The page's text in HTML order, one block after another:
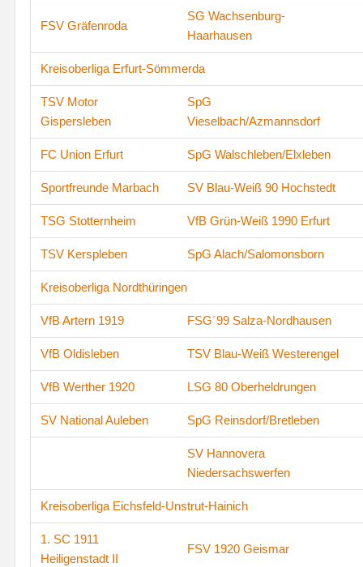
FSV Gräfenroda
SG Wachsenburg-
Haarhausen
Kreisoberliga Erfurt-Sömmerda
TSV Motor
Gispersleben
SpG
Vieselbach/Azmannsdorf
FC Union Erfurt SpG Walschleben/Elxleben
Sportfreunde Marbach SV Blau-Weiß 90 Hochstedt
TSG Stotternheim VfB Grün-Weiß 1990 Erfurt
TSV Kerspleben SpG Alach/Salomonsborn
Kreisoberliga Nordthüringen
VfB Artern 1919 FSG´99 Salza-Nordhausen
VfB Oldisleben TSV Blau-Weiß Westerengel
VfB Werther 1920 LSG 80 Oberheldrungen
SV National Auleben SpG Reinsdorf/Bretleben
SV Hannovera
Niedersachswerfen
Kreisoberliga Eichsfeld-Unstrut-Hainich
1. SC 1911
Heiligenstadt II
FSV 1920 Geismar